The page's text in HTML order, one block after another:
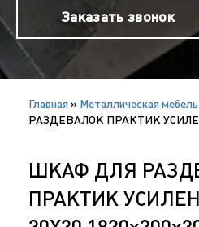
Заказать звонок
Главная » Металлическая мебель
РАЗДЕВАЛОК ПРАКТИК
ШКАФ ДЛЯ
ПРАКТИК